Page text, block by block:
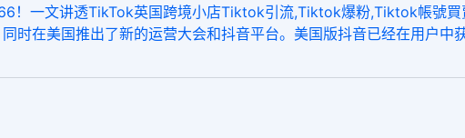
！一文讲透TikTok英国跨境小店Tiktok引流,Tiktok爆粉,Tiktok帳號
时在美国推出了新的运营大会和抖音平台。美国版抖音已经在用户中